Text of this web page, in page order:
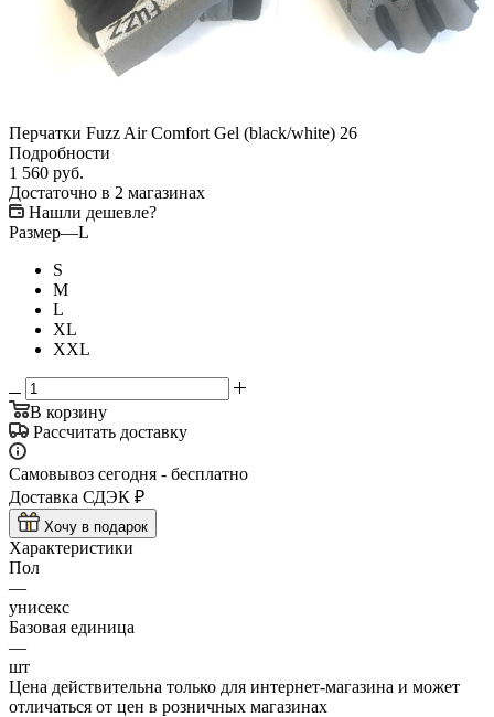
Перчатки Fuzz Air Comfort Gel (black/white) 26
Подробности
1 560 руб.
Достаточно в 2 магазинах
Нашли дешевле?
Размер—L
S
M
L
XL
XXL
В корзину
Рассчитать доставку
Самовывоз сегодня - бесплатно
Доставка СДЭК ₽
Хочу в подарок
Характеристики
Пол
—
унисекс
Базовая единица
—
шт
Цена действительна только для интернет-магазина и может
отличаться от цен в розничных магазинах